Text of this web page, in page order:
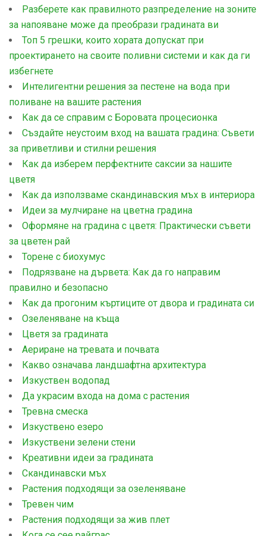
Разберете как правилното разпределение на зоните
за напояване може да преобрази градината ви
Топ 5 грешки, които хората допускат при
проектирането на своите поливни системи и как да ги
избегнете
Интелигентни решения за пестене на вода при
поливане на вашите растения
Как да се справим с Боровата процесионка
Създайте неустоим вход на вашата градина: Съвети
за приветливи и стилни решения
Как да изберем перфектните саксии за нашите
цветя
Как да използваме скандинавския мъх в интериора
Идеи за мулчиране на цветна градина
Оформяне на градина с цветя: Практически съвети
за цветен рай
Торене с биохумус
Подрязване на дървета: Как да го направим
правилно и безопасно
Как да прогоним къртиците от двора и градината си
Озеленяване на къща
Цветя за градината
Аериране на тревата и почвата
Какво означава ландшафтна архитектура
Изкуствен водопад
Да украсим входа на дома с растения
Тревна смеска
Изкуствено езеро
Изкуствени зелени стени
Креативни идеи за градината
Скандинавски мъх
Растения подходящи за озеленяване
Тревен чим
Растения подходящи за жив плет